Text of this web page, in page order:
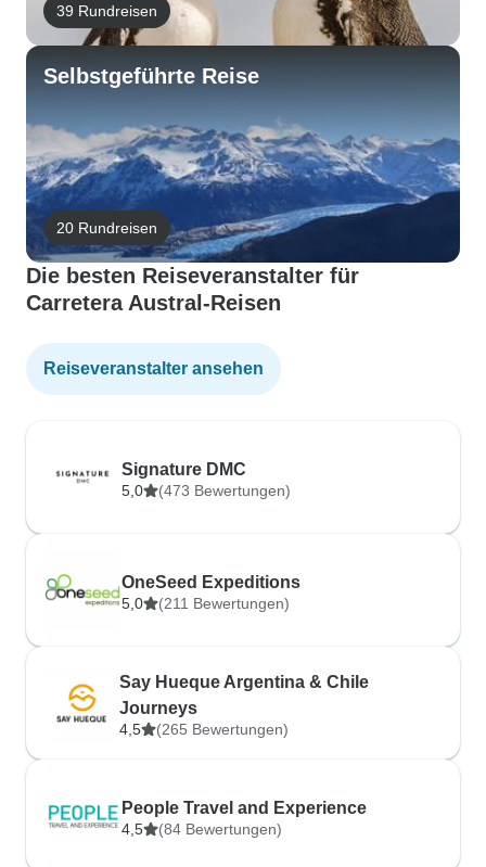
39 Rundreisen
Selbstgeführte Reise
20 Rundreisen
Die besten Reiseveranstalter für
Carretera Austral-Reisen
Reiseveranstalter ansehen
Signature DMC
5,0 (473 Bewertungen)
OneSeed Expeditions
5,0 (211 Bewertungen)
Say Hueque Argentina & Chile
Journeys
4,5 (265 Bewertungen)
People Travel and Experience
4,5 (84 Bewertungen)